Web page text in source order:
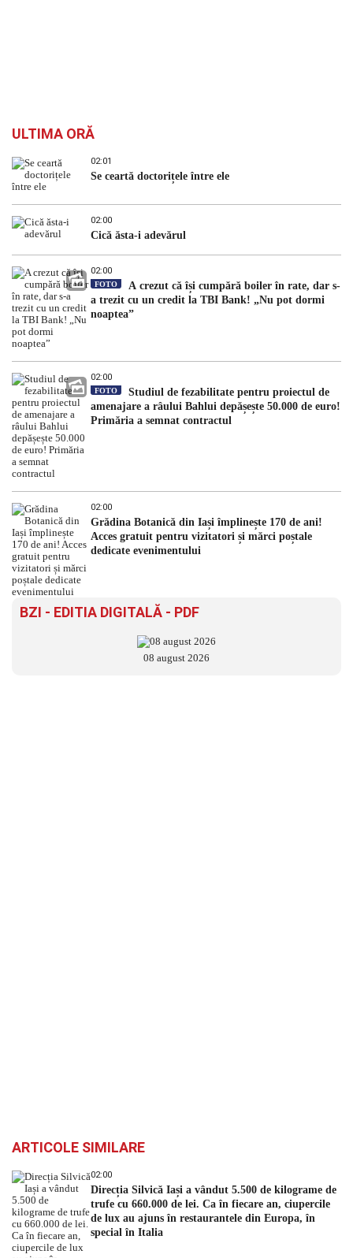
ULTIMA ORĂ
02:01
Se ceartă doctorițele între ele
02:00
Cică ăsta-i adevărul
02:00
FOTO
A crezut că își cumpără boiler în rate, dar s-
a trezit cu un credit la TBI Bank! „Nu pot dormi
noaptea”
02:00
FOTO
Studiul de fezabilitate pentru proiectul de
amenajare a râului Bahlui depășește 50.000 de euro!
Primăria a semnat contractul
02:00
Grădina Botanică din Iași împlinește 170 de ani!
Acces gratuit pentru vizitatori și mărci poștale
dedicate evenimentului
BZI - EDITIA DIGITALĂ - PDF
08 august 2026
ARTICOLE SIMILARE
02:00
Direcția Silvică Iași a vândut 5.500 de kilograme de
trufe cu 660.000 de lei. Ca în fiecare an, ciupercile
de lux au ajuns în restaurantele din Europa, în
special în Italia